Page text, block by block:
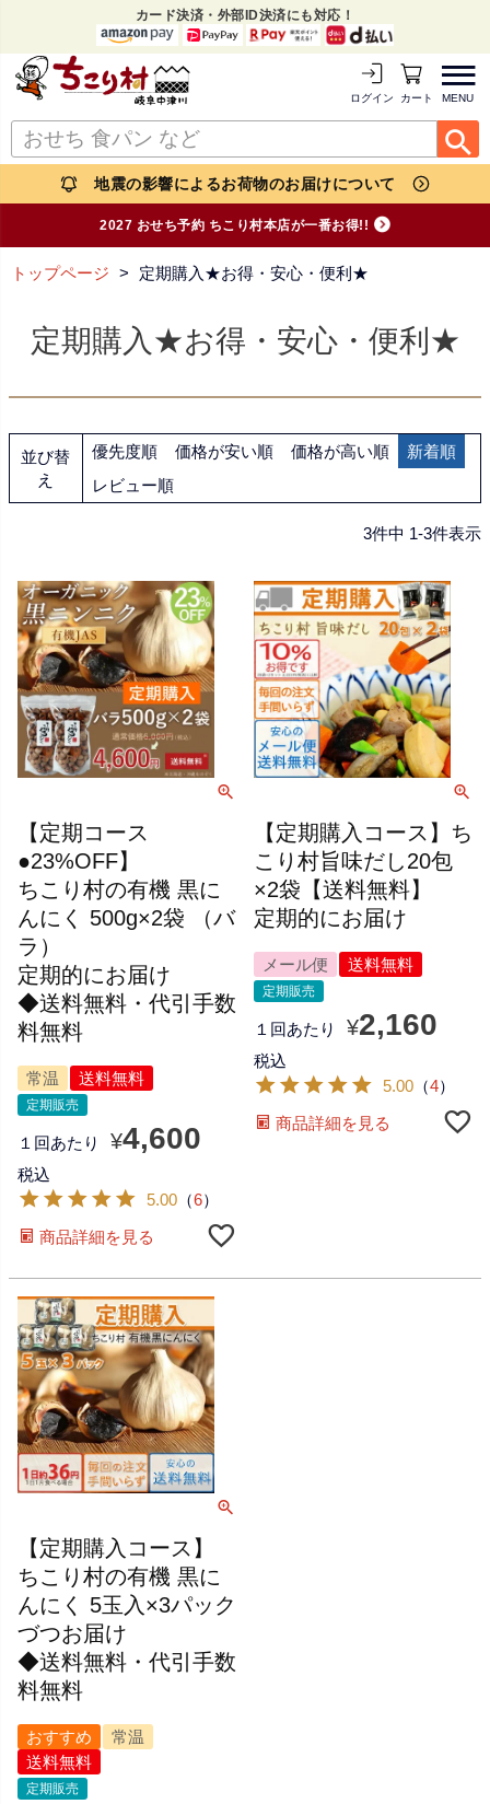
カード決済・外部ID決済にも対応！
MENU
ログイン カートを見る
地震の影響によるお荷物のお届けについて
2027 おせち予約 ちこり村本店が一番お得!!
トップページ 定期購入★お得・安心・便利★
定期購入★お得・安心・便利★
並び替
え
優先度順 価格が安い順 価格が高い順
新着順
レビュー順
3件中 1-3件表示
【定期コース
●23%OFF】
ちこり村の有機 黒に
んにく 500g×2袋 （バ
ラ）
定期的にお届け
◆送料無料・代引手数
料無料
常温 送料無料
定期販売
１回あたり ¥4,600
税込
5.00 （6）
商品詳細を見る
【定期購入コース】ち
こり村旨味だし20包
×2袋【送料無料】
定期的にお届け
メール便 送料無料
定期販売
１回あたり ¥2,160
税込
5.00 （4）
商品詳細を見る
【定期購入コース】
ちこり村の有機 黒に
んにく 5玉入×3パック
づつお届け
◆送料無料・代引手数
料無料
おすすめ
常温
送料無料
定期販売